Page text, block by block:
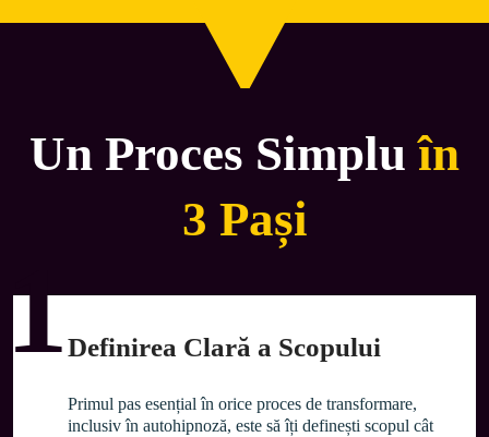
Un Proces Simpluîn
3 Pași
1Definirea Clară a Scopului
Primul pas esențial în orice proces de transformare,
inclusiv în autohipnoză, este să îți definești scopul cât